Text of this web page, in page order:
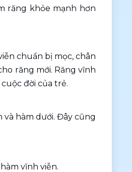
răng khỏe mạnh hơn
chuẩn bị mọc, chân
răng mới. Răng vĩnh
đời của trẻ.
hàm dưới. Đây cũng
vĩnh viễn.